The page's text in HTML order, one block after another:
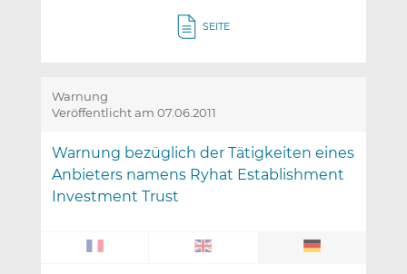
SEITE
Warnung
Veröffentlicht am 07.06.2011
Warnung bezüglich der Tätigkeiten eines
Anbieters namens Ryhat Establishment
Investment Trust